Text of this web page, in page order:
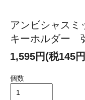
アンビシャス
キーホルダー
1,595円(税145
個数